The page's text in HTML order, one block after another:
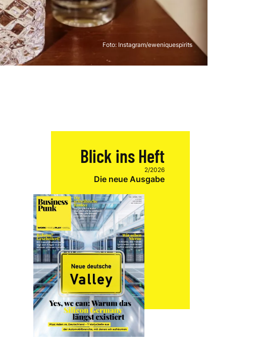
Foto: Instagram/eweniquespirits
Blick ins Heft
2/2026
Die neue Ausgabe